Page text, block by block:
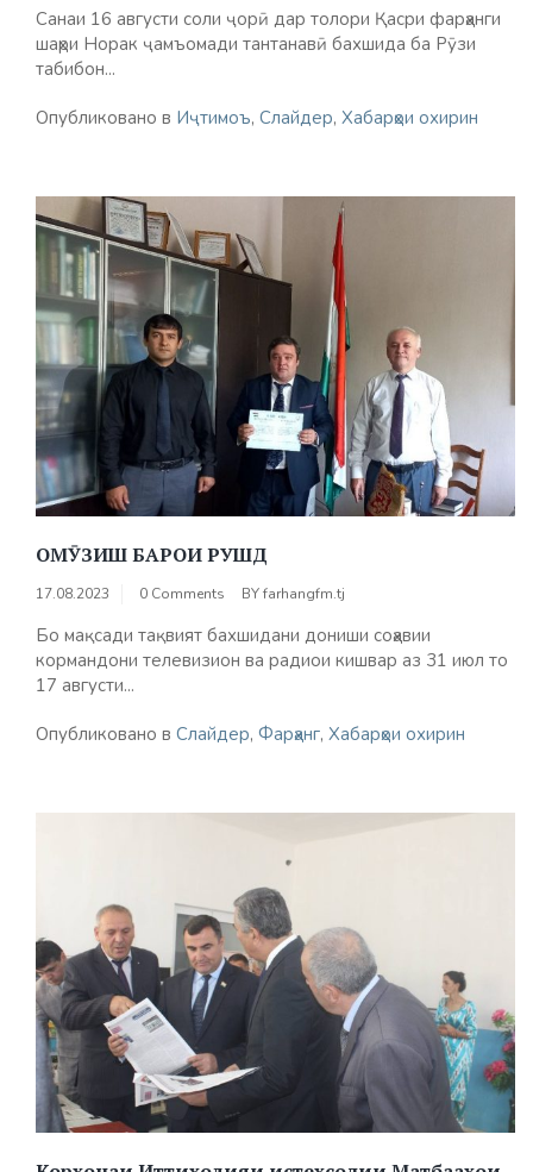
Санаи 16 августи соли ҷорӣ дар толори Қасри фарҳанги
шаҳри Норак ҷамъомади тантанавӣ бахшида ба Рӯзи
табибон...
Опубликовано в Иҷтимоъ, Слайдер, Хабарҳои охирин
ОМӮЗИШ БАРОИ РУШД
17.08.2023 0 Comments BYfarhangfm.tj
Бо мақсади тақвият бахшидани дониши соҳавии
кормандони телевизион ва радиои кишвар аз 31 июл то
17 августи...
Опубликовано в Слайдер, Фарҳанг, Хабарҳои охирин